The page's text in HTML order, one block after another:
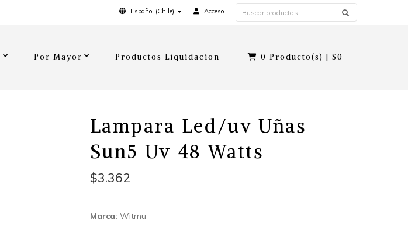
Español (Chile) Acceso
Por Mayor Productos Liquidacion 0 Producto(s) |$0
Lampara Led/uv Uñas
Sun5 Uv 48 Watts
$3.362
Marca: Witmu